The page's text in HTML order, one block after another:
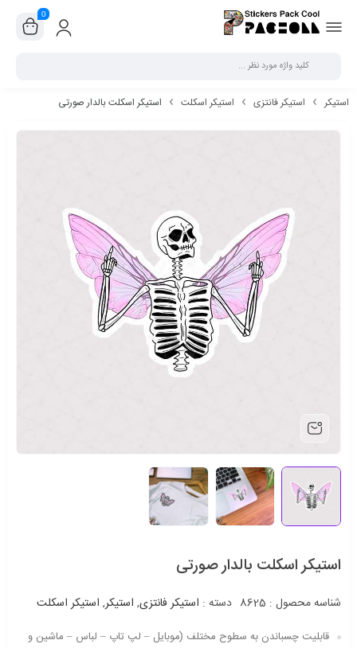
0
استیکر استیکر فانتزی استیکر اسکلت استیکر اسکلت بالدار صورتی
استیکر اسکلت بالدار صورتی
شناسه محصول : 8625 دسته : استیکر فانتزی, استیکر, استیکر اسکلت
قابلیت چسباندن به سطوح مختلف (موبایل – لپ تاپ – لباس – ماشین و